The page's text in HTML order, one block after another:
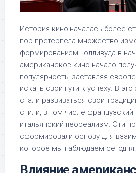
История кино началась более
пор претерпела множество
формированием Голливуда в
американское кино начало
популярность, заставляя
искать свои пути к успеху. В
стали развиваться свои
стили, в том числе
итальянский неореализм. Эти
сформировали основу для
которое мы наблюдаем сегодня.
Влияние